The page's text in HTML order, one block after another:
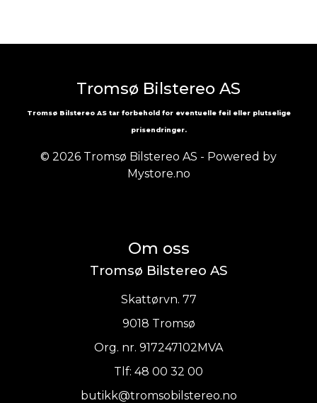
Tromsø Bilstereo AS
Tromsø Bilstereo AS tar forbehold for eventuelle feil eller plutselige
prisendringer.
© 2026 Tromsø Bilstereo AS - Powered by
Mystore.no
Om oss
Tromsø Bilstereo AS
Skattørvn. 77
9018 Tromsø
Org. nr. 917247102MVA
Tlf: 48 00 32 00
butikk@tromsobilstereo.no